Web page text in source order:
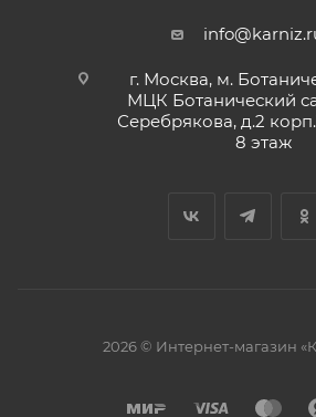
г. Москва, м.
МЦК Ботанический
Серебрякова, д.2
8 этаж
2026 © Интернет-магазин